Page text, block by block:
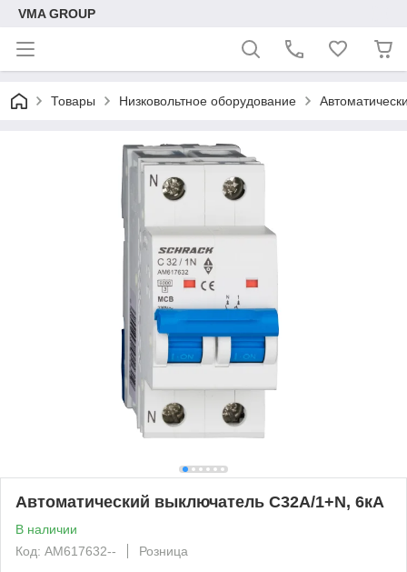
VMA GROUP
Товары Низковольтное оборудование
Автоматический выключатель C32А/1+N, 6кА
В наличии
Код: AM617632--
Розница